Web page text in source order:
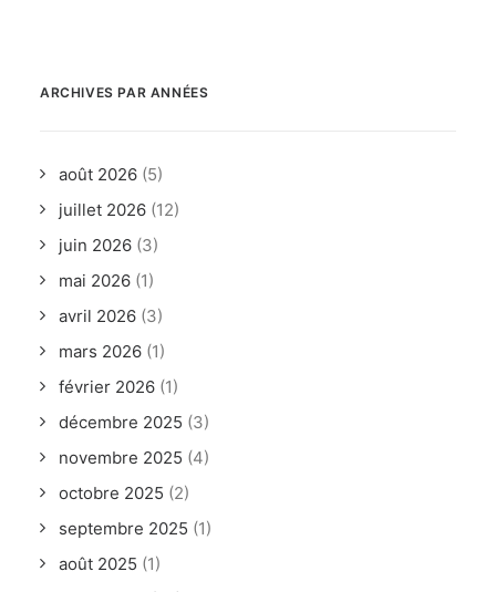
ARCHIVES PAR ANNÉES
août 2026 (5)
juillet 2026 (12)
juin 2026 (3)
mai 2026 (1)
avril 2026 (3)
mars 2026 (1)
février 2026 (1)
décembre 2025 (3)
novembre 2025 (4)
octobre 2025 (2)
septembre 2025 (1)
août 2025 (1)